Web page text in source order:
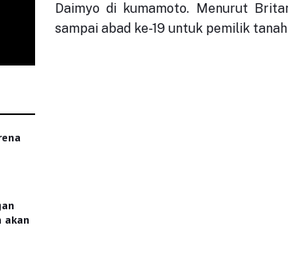
Daimyo di kumamoto. Menurut
sampai abad ke-19 untuk pemilik
akan